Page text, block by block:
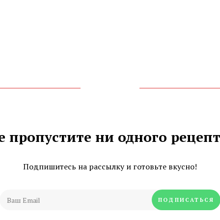
пропустите ни одного
Подпишитесь на рассылку и готовьте вкусно!